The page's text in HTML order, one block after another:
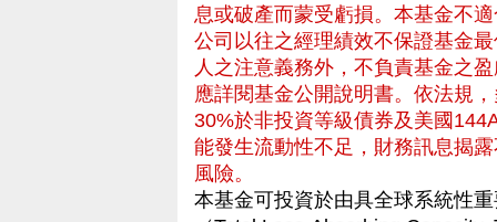
息或破產而蒙受虧損。本基金不
公司以往之經理績效不保證基金
人之注意義務外，不負責基金之
應詳閱基金公開說明書。依法規
30%於非投資等級債券及美國
能發生流動性不足，財務訊息揭
風險。
本基金可投資於由具全球系統性